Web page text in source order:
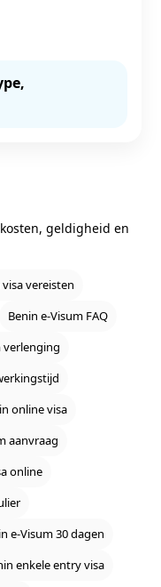
geldigheid en
visa vereisten
Benin e‑Visum FAQ
verlenging
online visa
aanvraag
online
e‑Visum 30 dagen
enkele entry visa